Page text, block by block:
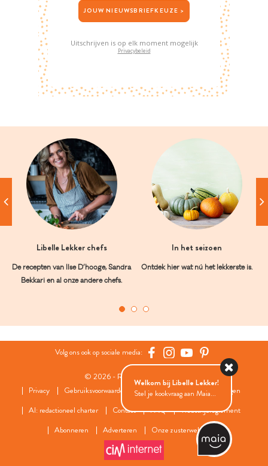
JOUW NIEUWSBRIEFKEUZE >
Uitschrijven is op elk moment mogelijk
Privacybeleid
Libelle Lekker chefs
De recepten van Ilse D’hooge, Sandra
Bekkari en al onze andere chefs.
In het seizoen
Ontdek hier wat nú het lekkerste is.
Volg ons ook op sociale media:
© 2026 - Roularta Media Group
Privacy
Gebruiksvoorwaarden Cookies
Cookies instellingen
AI: redactioneel charter
Contact FAQ
Wedstrijdreglement
Abonneren
Adverteren Onze zusterwebsites
Welkom bij Libelle Lekker!
Stel je kookvraag aan Maia...